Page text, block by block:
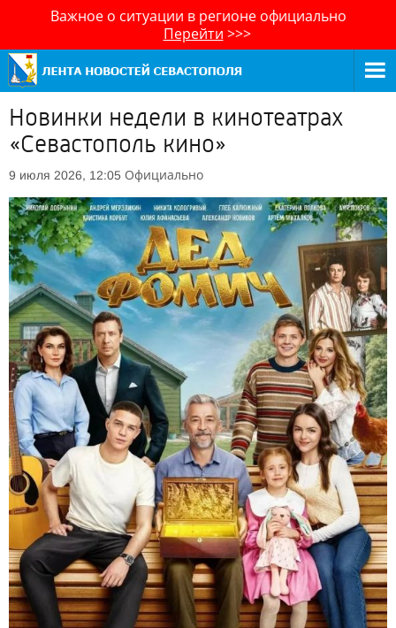
Важное о ситуации в регионе официально
Перейти >>>
Новинки недели в кинотеатрах
«Севастополь кино»
9 июля 2026, 12:05 Официально